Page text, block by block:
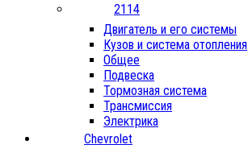
2114
Двигатель и его системы
Кузов и система отопления
Общее
Подвеска
Тормозная система
Трансмиссия
Электрика
Chevrolet